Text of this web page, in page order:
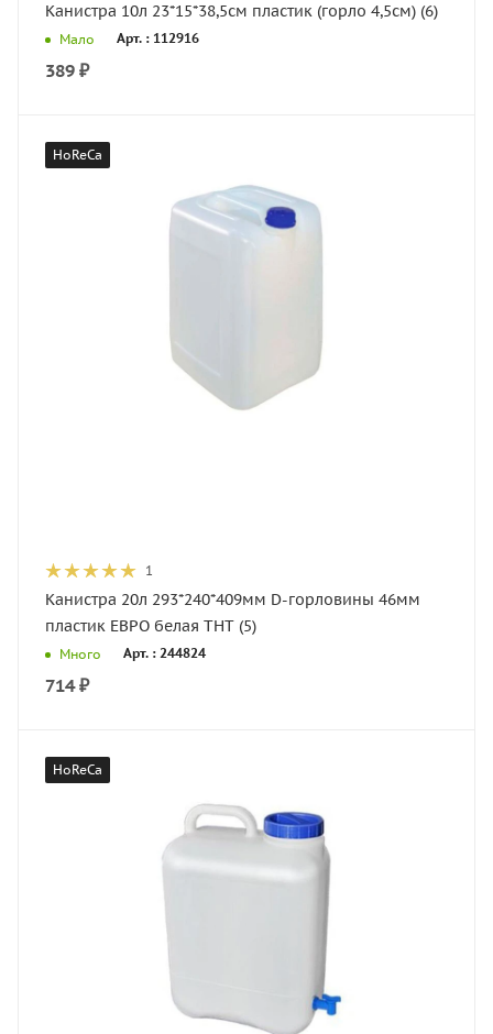
Канистра 10л 23*15*38,5см пластик (горло 4,5см) (6)
Мало Арт. : 112916
389 ₽
HoReCa
1
Канистра 20л 293*240*409мм D-горловины 46мм
пластик ЕВРО белая ТНТ (5)
Много Арт. : 244824
714₽
HoReCa